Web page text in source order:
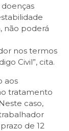
não poderá
nos termos
Civil”, cita.
aos
tratamento
caso,
de 12